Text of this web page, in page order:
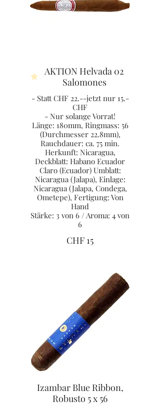
AKTION Helvada 02
Salomones
- Statt CHF 22.--jetzt nur 15.-
CHF
- Nur solange Vorrat!
Länge: 180mm, Ringmass: 56
(Durchmesser 22.8mm),
Rauchdauer: ca. 75 min.
Herkunft: Nicaragua,
Deckblatt: Habano Ecuador
Claro (Ecuador) Umblatt:
Nicaragua (Jalapa), Einlage:
Nicaragua (Jalapa, Condega,
Ometepe), Fertigung: Von
Hand
Stärke: 3 von 6 / Aroma: 4 von
6
CHF 15
Izambar Blue Ribbon,
Robusto 5 x 56